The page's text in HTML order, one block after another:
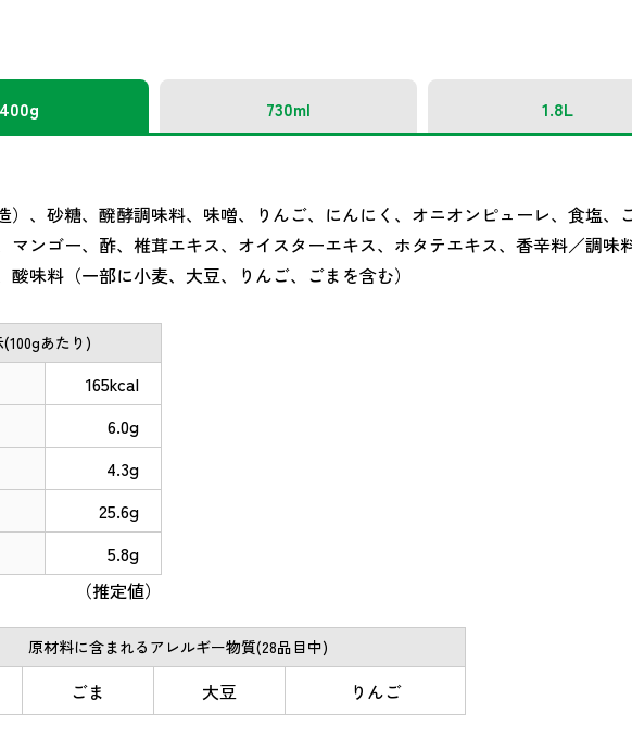
400g 730ml 1.8L
）、砂糖、醗酵調味料、味噌、りんご、にんにく、オニオンピューレ、食塩、
マンゴー、酢、椎茸エキス、オイスターエキス、ホタテエキス、香辛料／調
酸味料（一部に小麦、大豆、りんご、ごまを含む）
あたり)
165kcal
6.0g
4.3g
25.6g
5.8g
（推定値）
原材料に含まれるアレルギー物質(28品目中)
ごま 大豆 りんご